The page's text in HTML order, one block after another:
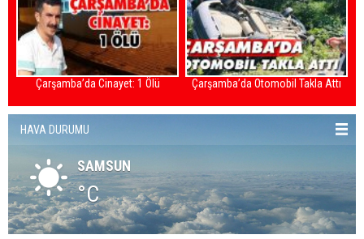
Çarşamba’da Cinayet: 1 Ölü Çarşamba’da Otomobil Takla Attı
HAVA DURUMU
SAMSUN
°C